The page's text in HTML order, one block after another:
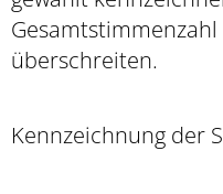
überschreiten.
Kennzeichnung der